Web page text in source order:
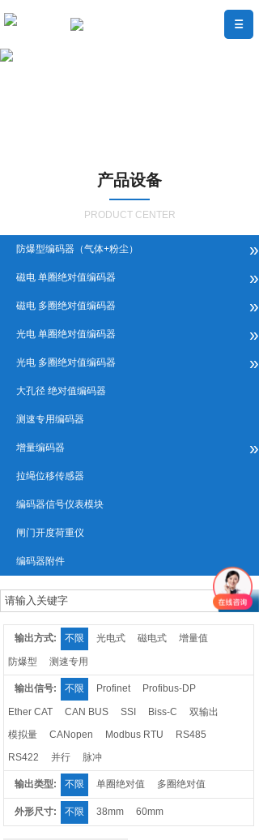
产品设备
PRODUCT CENTER
防爆型编码器（气体+粉尘） »
磁电 单圈绝对值编码器 »
磁电 多圈绝对值编码器 »
光电 单圈绝对值编码器 »
光电 多圈绝对值编码器 »
大孔径 绝对值编码器
测速专用编码器
增量编码器 »
拉绳位移传感器
编码器信号仪表模块
闸门开度荷重仪
编码器附件
输出方式: 不限 光电式 磁电式 增量值
防爆型 测速专用
输出信号: 不限 Profinet Profibus-DP
Ether CAT CAN BUS SSI Biss-C
双输出
模拟量
CANopen Modbus RTU
RS485
RS422
并行 脉冲
输出类型: 不限 单圈绝对值 多圈绝对值
外形尺寸: 不限 38mm 60mm